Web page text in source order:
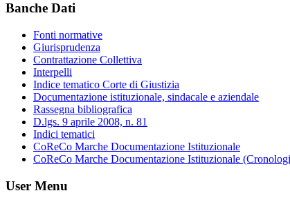
Banche Dati
Fonti normative
Giurisprudenza
Contrattazione Collettiva
Interpelli
Indice tematico Corte di Giustizia
Documentazione istituzionale, sindacale e aziendale
Rassegna bibliografica
D.lgs. 9 aprile 2008, n. 81
Indici tematici
CoReCo Marche Documentazione Istituzionale
CoReCo Marche Documentazione Istituzionale
User Menu